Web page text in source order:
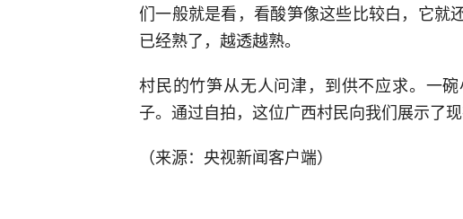
们一般就是看，看酸笋像这些比较白，它就
已经熟了，越透越熟。
村民的竹笋从无人问津，到供不应求。一
子。通过自拍，这位广西村民向我们展示了现
（来源：央视新闻客户端）